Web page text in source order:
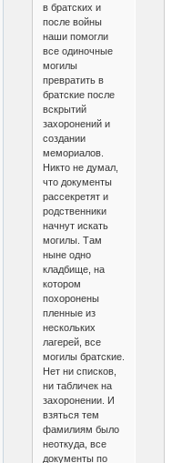
в братских и
после войны
наши помогли
все одиночные
могилы
превратить в
братские после
вскрытий
захоронений и
создании
мемориалов.
Никто не думал,
что документы
рассекретят и
родственники
начнут искать
могилы. Там
ныне одно
кладбище, на
котором
похоронены
пленные из
нескольких
лагерей, все
могилы братские.
Нет ни списков,
ни табличек на
захоронении. И
взяться тем
фамилиям было
неоткуда, все
документы по